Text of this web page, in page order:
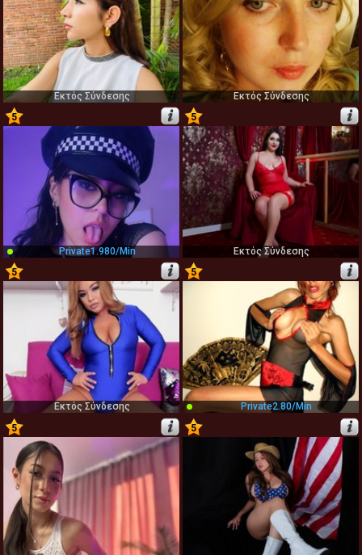
Εκτός Σύνδεσης
Εκτός Σύνδεσης
5
53
Private1.980/min
5
54
Εκτός Σύνδεσης
5
55
Εκτός Σύνδεσης
5
Private2.80/min
5
5